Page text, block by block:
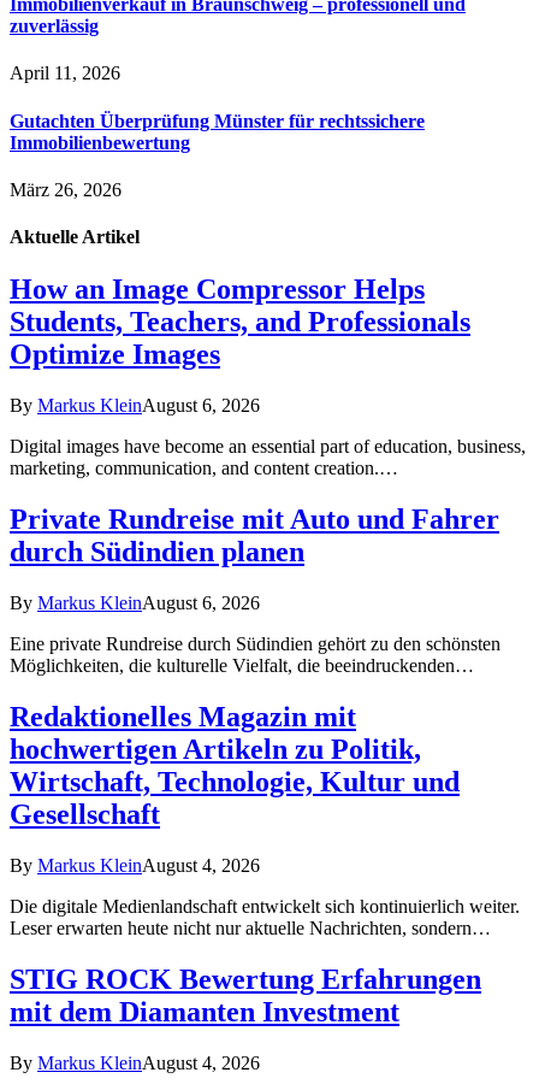
Immobilienverkauf in Braunschweig – professionell und
zuverlässig
April 11, 2026
Gutachten Überprüfung Münster für rechtssichere
Immobilienbewertung
März 26, 2026
Aktuelle Artikel
How an Image Compressor Helps
Students, Teachers, and Professionals
Optimize Images
By Markus KleinAugust 6, 2026
Digital images have become an essential part of education, business,
marketing, communication, and content creation.…
Private Rundreise mit Auto und Fahrer
durch Südindien planen
By Markus KleinAugust 6, 2026
Eine private Rundreise durch Südindien gehört zu den schönsten
Möglichkeiten, die kulturelle Vielfalt, die beeindruckenden…
Redaktionelles Magazin mit
hochwertigen Artikeln zu Politik,
Wirtschaft, Technologie, Kultur und
Gesellschaft
By Markus KleinAugust 4, 2026
Die digitale Medienlandschaft entwickelt sich kontinuierlich weiter.
Leser erwarten heute nicht nur aktuelle Nachrichten, sondern…
STIG ROCK Bewertung Erfahrungen
mit dem Diamanten Investment
By Markus KleinAugust 4, 2026